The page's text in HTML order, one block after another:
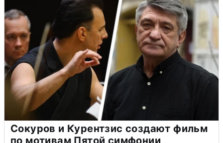
Сокуров и Курентзис создают фильм
по мотивам Пятой симфонии